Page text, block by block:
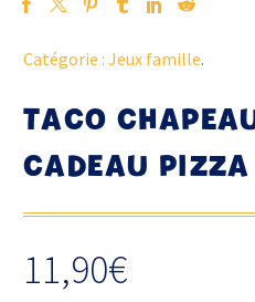
Catégorie : Jeux famille.
TACO
CADEAU PIZZA
11,90€